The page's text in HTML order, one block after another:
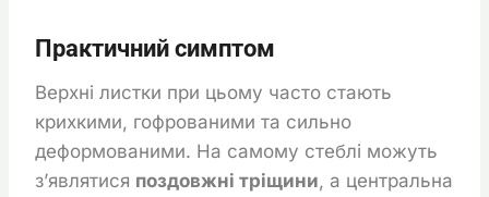
Практичний симптом
Верхні листки при цьому часто стають
крихкими, гофрованими та сильно
деформованими. На самому стеблі можуть
з’являтися поздовжні тріщини, а центральна